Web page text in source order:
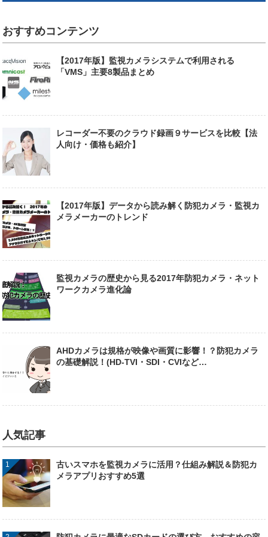
おすすめコンテンツ
【2017年版】監視カメラシステムで利用される
「VMS」主要8製品まとめ
レコーダー不要のクラウド録画９サービスを比較【法
人向け・価格も紹介】
【2017年版】データから読み解く防犯カメラ・監視カ
メラメーカーのトレンド
監視カメラの歴史から見る2017年防犯カメラ・ネット
ワークカメラ進化論
AHDカメラは規格が映像や画質に影響！？防犯カメラ
の基礎解説！(HD-TVI・SDI・CVIなど…
人気記事
古いスマホを監視カメラに活用？仕組み解説＆防犯カ
メラアプリおすすめ5選